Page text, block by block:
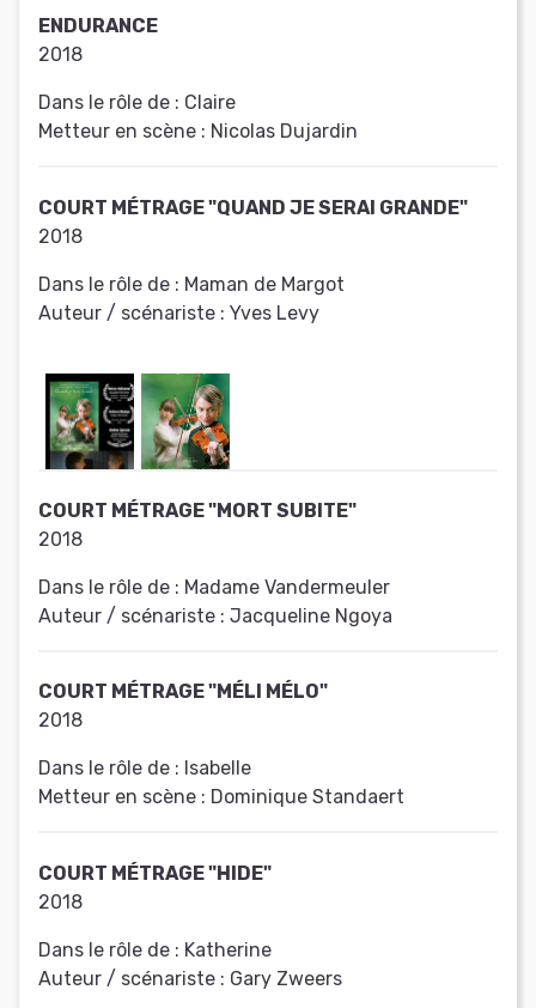
ENDURANCE
2018
Dans le rôle de : Claire
Metteur en scène : Nicolas Dujardin
COURT MÉTRAGE "QUAND JE SERAI GRANDE"
2018
Dans le rôle de : Maman de Margot
Auteur / scénariste : Yves Levy
COURT MÉTRAGE "MORT SUBITE"
2018
Dans le rôle de : Madame Vandermeuler
Auteur / scénariste : Jacqueline Ngoya
COURT MÉTRAGE "MÉLI MÉLO"
2018
Dans le rôle de : Isabelle
Metteur en scène : Dominique Standaert
COURT MÉTRAGE "HIDE"
2018
Dans le rôle de : Katherine
Auteur / scénariste : Gary Zweers